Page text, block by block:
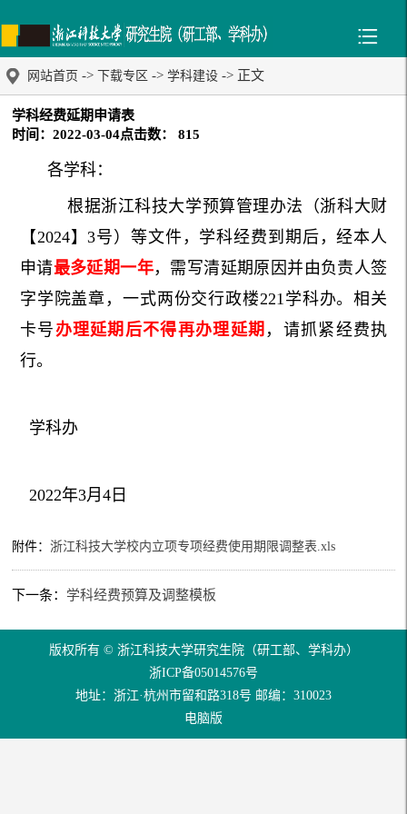
网站首页 -> 下载专区 -> 学科建设 -> 正文
学科经费延期申请表
时间：2022-03-04点击数：815
各学科：
根据浙江科技大学预算管理办法（浙科大财
【2024】3号）等文件，学科经费到期后，经本人
申请最多延期一年，需写清延期原因并由负责人签
字学院盖章，一式两份交行政楼221学科办。相关
卡号办理延期后不得再办理延期 ，请抓紧经费执
行。
学科办
2022年3月4日
附件：浙江科技大学校内立项专项经费使用期限调整表.xls
下一条： 学科经费预算及调整模板
版权所有 © 浙江科技大学研究生院（研工部、学科办）
浙ICP备05014576号
地址：浙江·杭州市留和路318号 邮编：310023
电脑版